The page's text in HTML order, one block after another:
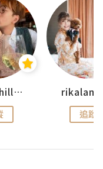
思思賢 ChillMyBabe
追蹤